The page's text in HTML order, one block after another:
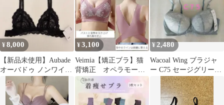
¥8,000
【新品未使用】Aubade
オーバドゥ ノンワイヤ
ーブラジャー ブラック
¥3,100
Veimia【矯正ブラ】猫
背矯正 オペラモーヴ
ピンクL
¥2,480
Wacoal Wing ブラジャ
ー C75 セージグリーン
KB3000